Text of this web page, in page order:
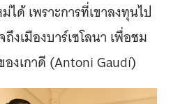
ด้ เพราะการที่เขาลงทุนไป
งเมืองบาร์เซโลนา เพื่อชม
งเกาดี (Antoni Gaudí)